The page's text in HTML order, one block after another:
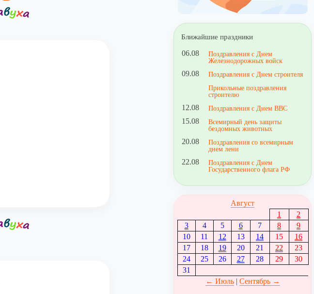
Ближайшие праздники
06.08
Поздравления с Днем
Железнодорожных войск
09.08
Поздравления с Днем строителя
Прикольные поздравления
строителю
12.08 Поздравления с Днем ВВС
15.08
Всемирный день защиты
бездомных животных
20.08
Поздравления со всемирным
днем лени
22.08
Поздравления с Днем
Государственного флага РФ
Август
1
2
3
4 5 6 7 8
9
10
11 12 13 14 15
16
17
18 19 20 21 22
23
24
25 26 27 28 29
30
31
← Июль| Сентябрь →